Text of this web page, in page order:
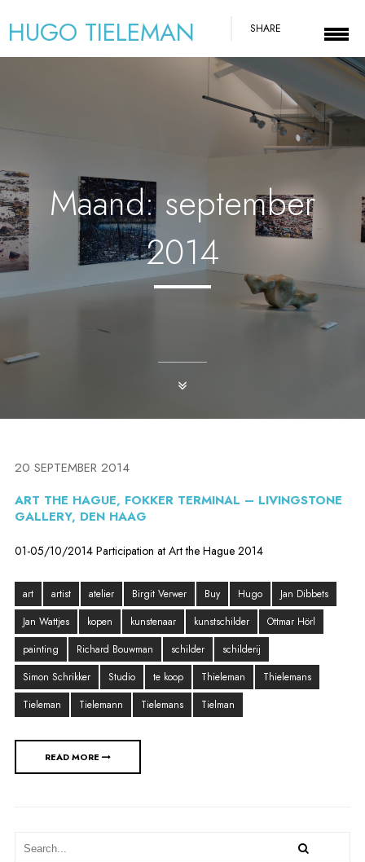
HUGO TIELEMAN SHARE
Maand:september
2014
20 SEPTEMBER 2014
ART THE HAGUE, FOKKER TERMINAL – LIVINGSTONE
GALLERY, DEN HAAG
01-05/10/2014 Participation at Art the Hague 2014
art artist atelier Birgit Verwer Buy Hugo
Jan Dibbets
Jan Wattjes
kopen kunstenaar kunstschilder
Ottmar Hörl
painting
Richard Bouwman schilder
schilderij
Simon Schrikker
Studio te koop Thieleman
Thielemans
Tieleman
Tielemann Tielemans Tielman
READ MORE